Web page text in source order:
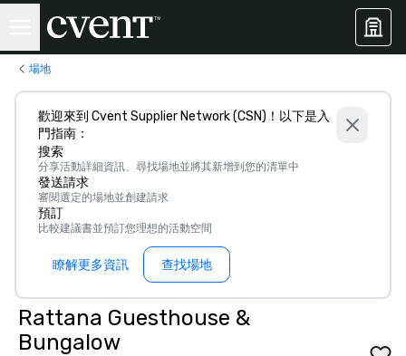
場地
歡迎來到 Cvent Supplier Network (CSN)！以下是入
門指南：
搜索
分享活動詳細資訊、尋找場地並將其新增到您的清單中
發送請求
審閱選定的場地並創建請求
預訂
比較建議書並預訂您理想的活動空間
瞭解更多資訊 查找場地
Rattana Guesthouse &
Bungalow